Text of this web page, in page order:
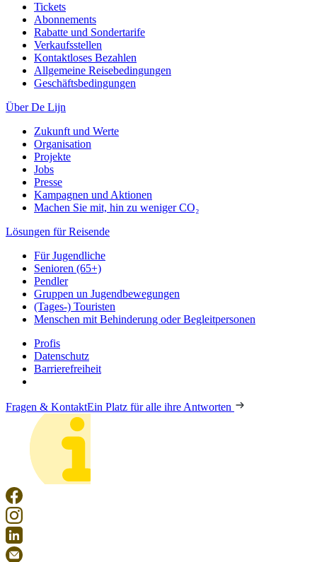
Tickets
Abonnements
Rabatte und Sondertarife
Verkaufsstellen
Kontaktloses Bezahlen
Allgemeine Reisebedingungen
Geschäftsbedingungen
Über De Lijn
Zukunft und Werte
Organisation
Projekte
Jobs
Presse
Kampagnen und Aktionen
Machen Sie mit, hin zu weniger CO₂
Lösungen für Reisende
Für Jugendliche
Senioren (65+)
Pendler
Gruppen un Jugendbewegungen
(Tages-) Touristen
Menschen mit Behinderung oder Begleitpersonen
Profis
Datenschutz
Barrierefreiheit
Fragen & KontaktEin Platz für alle ihre Antworten